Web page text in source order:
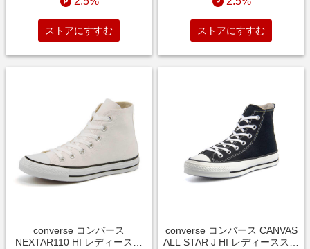
ストアにすすむ ストアにすすむ
converse コンバース
NEXTAR110 HI レディースス
converse コンバース CANVAS
ALL STAR J HI レディーススニ